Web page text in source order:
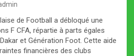
de Football a débloqué une
F CFA, répartie à parts égales
et Génération Foot. Cette aide
financières des clubs